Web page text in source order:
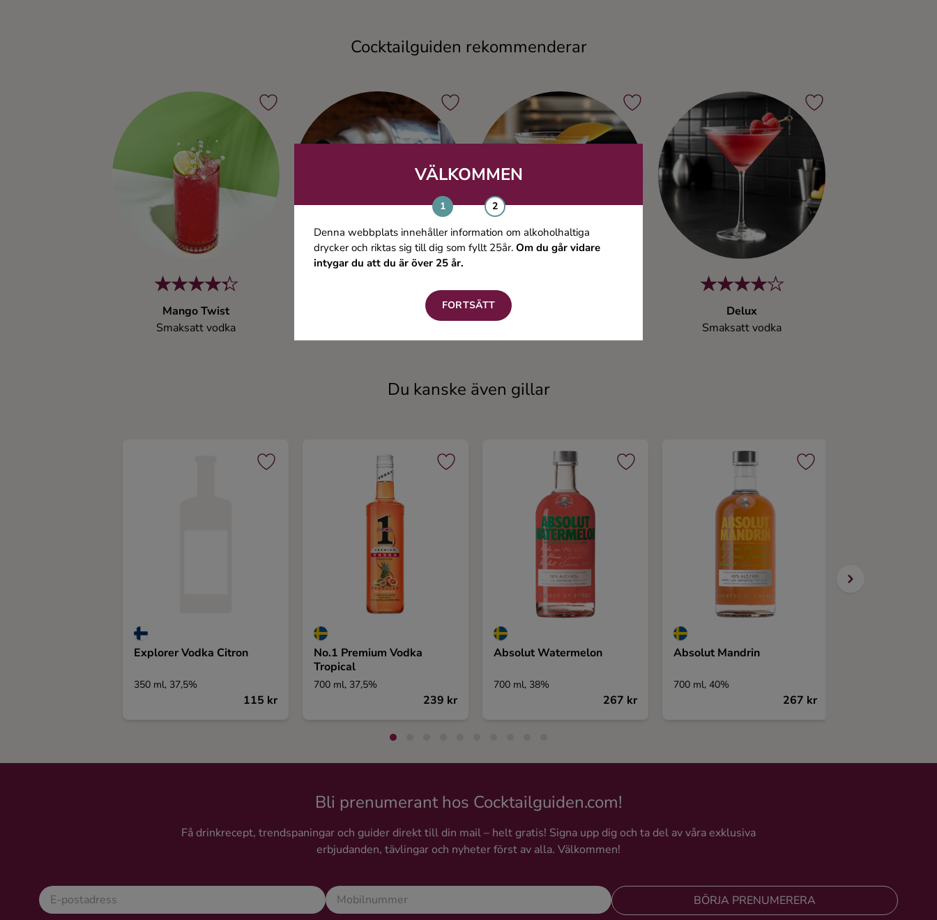
VÄLKOMMEN
Denna webbplats innehåller information om alkoholhaltiga
drycker och riktas sig till dig som fyllt 25år. Om du går vidare
intygar du att du är över 25 år.
FORTSÄTT
Cocktailguiden rekommenderar
Mango Twist
Smaksatt vodka
Delux
Smaksatt vodka
Du kanske även gillar
Explorer Vodka Citron
350 ml, 37,5%
115 kr
No.1 Premium Vodka
Tropical
700 ml, 37,5%
239 kr
Absolut Watermelon
700 ml, 38%
267 kr
Absolut Mandrin
700 ml, 40%
267 kr
Bli prenumerant hos Cocktailguiden.com!
Få drinkrecept, trendspaningar och guider direkt till din mail – helt gratis! Signa upp dig och ta del av våra exklusiva
erbjudanden, tävlingar och nyheter först av alla. Välkommen!
BÖRJA PRENUMERERA